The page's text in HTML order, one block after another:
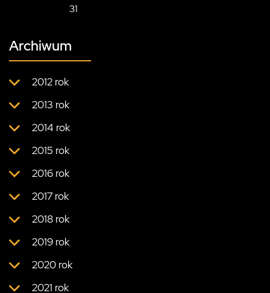
31
Archiwum
2012 rok
2013 rok
2014 rok
2015 rok
2016 rok
2017 rok
2018 rok
2019 rok
2020 rok
2021 rok